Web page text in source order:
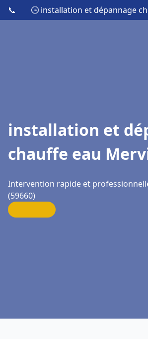
📞 🕒 installation et dépannage
installation et
chauffe eau
Intervention rapide et
(59660)